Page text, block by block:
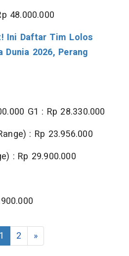
48.000.000
Ini Daftar Tim Lolos
Dunia 2026, Perang
G1 : Rp 28.330.000
: Rp 23.956.000
: Rp 29.900.000
1 2 »